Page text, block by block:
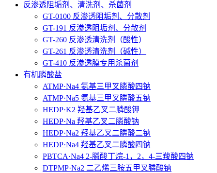
反渗透阻垢剂、清洗剂、杀菌剂
GT-0100 反渗透阻垢剂、分散剂
GT-191 反渗透阻垢剂、分散剂
GT-260 反渗透清洗剂（酸性）
GT-261 反渗透清洗剂（碱性）
GT-410 反渗透膜专用杀菌剂
有机膦酸盐
ATMP·Na4 氨基三甲叉膦酸四钠
ATMP·Na5 氨基三甲叉膦酸五钠
HEDP·K2 羟基乙叉二膦酸钾
HEDP·Na 羟基乙叉二膦酸钠
HEDP·Na2 羟基乙叉二膦酸二钠
HEDP·Na4 羟基乙叉二膦酸四钠
PBTCA·Na4 2-膦酸丁烷-1，2，4-三羧酸四钠
DTPMP·Na2 二乙烯三胺五甲叉膦酸钠